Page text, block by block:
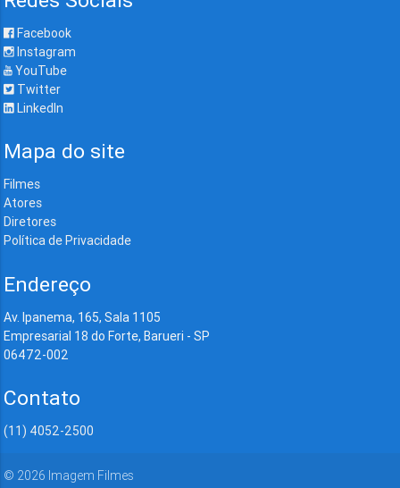
Facebook
Instagram
YouTube
Twitter
LinkedIn
Mapa do site
Filmes
Atores
Diretores
Política de Privacidade
Endereço
Av. Ipanema, 165, Sala 1105
Empresarial 18 do Forte, Barueri - SP
06472-002
Contato
(11) 4052-2500
© 2026 Imagem Filmes